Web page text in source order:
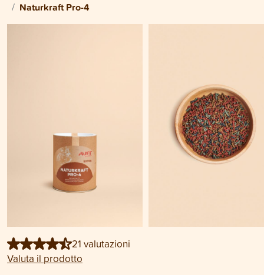
Naturkraft Pro-4
21 valutazioni
Valuta il prodotto